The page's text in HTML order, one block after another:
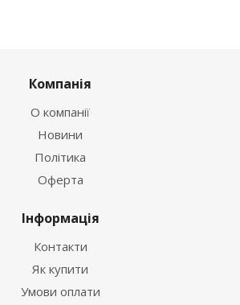
Компанія
О компанії
Новини
Політика
Оферта
Інформація
Контакти
Як купити
Умови оплати